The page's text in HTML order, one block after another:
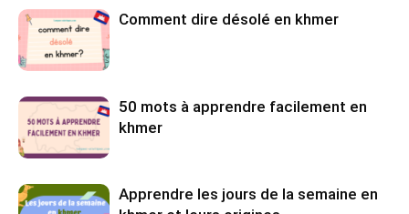
Comment dire désolé en khmer
50 mots à apprendre facilement en
khmer
Apprendre les jours de la semaine en